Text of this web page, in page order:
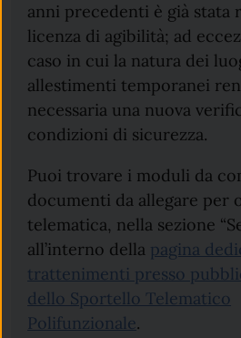
anni precedenti è già stata
licenza di agibilità; ad
caso in cui la natura dei
allestimenti temporanei
necessaria una nuova
condizioni di sicurezza.
Puoi trovare i moduli da
documenti da allegare per
telematica, nella sezione
all’interno della pagina
trattenimenti presso
dello Sportello Telematico
Polifunzionale.